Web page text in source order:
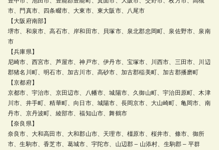
市、門真市、四条畷市、大東市、東大阪市、八尾市
【大阪府南部】
堺市、和泉市、高石市、岸和田市、貝塚市、泉北郡忠岡町、泉佐野市、泉南
市
【兵庫県】
尼崎市、西宮市、芦屋市、神戸市、伊丹市、宝塚市、川西市、三田市、川辺
郡猪名川町、明石市、加古川市、高砂市、加古郡稲美町、加古郡播磨町
【京都府】
京都市、宇治市、京田辺市、八幡市、城陽市、久御山町、宇治田原町、木津
川市、井手町、精華町、向日市、城陽市、長岡京市、大山崎町、亀岡市、南
丹市、京丹波町、綾部市、福知山市、舞鶴市
【奈良県】
奈良市、大和高田市、大和郡山市、天理市、橿原市、桜井市、條市、御所
市、生駒市、香芝市、葛城市、宇陀市、山辺郡 – 山添村、生駒郡 – 平群